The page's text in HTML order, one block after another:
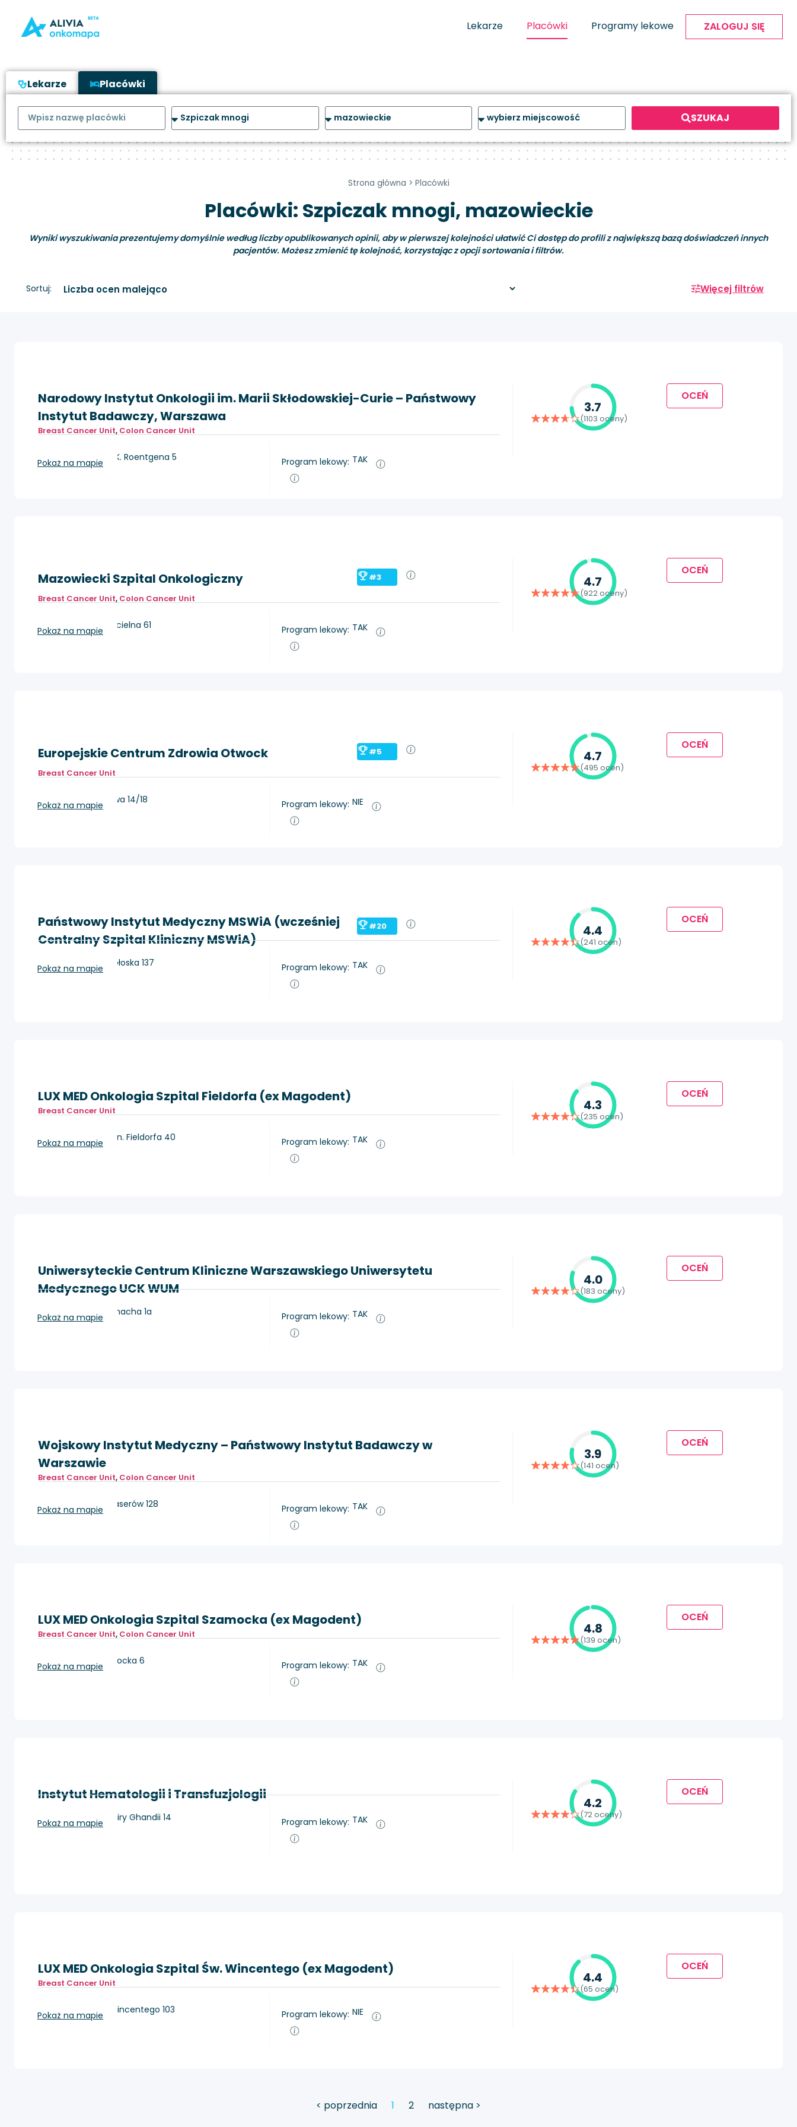
Lekarze Placówki Programy lekowe ZALOGUJ SIĘ
Lekarze Placówki
SZUKAJ
Strona główna > Placówki
Placówki: Szpiczak mnogi, mazowieckie
Wyniki wyszukiwania prezentujemy domyślnie według liczby opublikowanych opinii, aby w pierwszej kolejności ułatwić Ci dostęp do profili z największą bazą doświadczeń innych
pacjentów. Możesz zmienić tę kolejność, korzystając z opcji sortowania i filtrów.
Sortuj: Więcej filtrów
Narodowy Instytut Onkologii im. Marii Skłodowskiej-Curie – Państwowy
Instytut Badawczy, Warszawa
Breast Cancer Unit, Colon Cancer Unit
Warszawa, ul. W.K. Roentgena 5
Pokaż na mapie Program lekowy: TAK
3.7
(1103 oceny)
OCEŃ
Mazowiecki Szpital Onkologiczny
#3
Breast Cancer Unit, Colon Cancer Unit
Wieliszew, ul. Kościelna 61
Pokaż na mapie Program lekowy: TAK
4.7
(922 oceny)
OCEŃ
Europejskie Centrum Zdrowia Otwock
#5
Breast Cancer Unit
Otwock, ul. Borowa 14/18
Pokaż na mapie Program lekowy: NIE
4.7
(495 ocen)
OCEŃ
Państwowy Instytut Medyczny MSWiA (wcześniej
Centralny Szpital Kliniczny MSWiA)
#20
Warszawa, ul. Wołoska 137
Pokaż na mapie Program lekowy: TAK
4.4
(241 ocen)
OCEŃ
LUX MED Onkologia Szpital Fieldorfa (ex Magodent)
Breast Cancer Unit
Warszawa, ul. Gen. Fieldorfa 40
Pokaż na mapie Program lekowy: TAK
4.3
(235 ocen)
OCEŃ
Uniwersyteckie Centrum Kliniczne Warszawskiego Uniwersytetu
Medycznego UCK WUM
Warszawa, ul. Banacha 1a
Pokaż na mapie Program lekowy: TAK
4.0
(183 oceny)
OCEŃ
Wojskowy Instytut Medyczny – Państwowy Instytut Badawczy w
Warszawie
Breast Cancer Unit, Colon Cancer Unit
Warszawa, ul. Szaserów 128
Pokaż na mapie Program lekowy: TAK
3.9
(141 ocen)
OCEŃ
LUX MED Onkologia Szpital Szamocka (ex Magodent)
Breast Cancer Unit, Colon Cancer Unit
Warszawa, Szamocka 6
Pokaż na mapie Program lekowy: TAK
4.8
(139 ocen)
OCEŃ
Instytut Hematologii i Transfuzjologii
Warszawa, ul. Indiry Ghandii 14
Pokaż na mapie Program lekowy: TAK
4.2
(72 oceny)
OCEŃ
LUX MED Onkologia Szpital Św. Wincentego (ex Magodent)
Breast Cancer Unit
Warszawa, Św. Wincentego 103
Pokaż na mapie Program lekowy: NIE
4.4
(65 ocen)
OCEŃ
< poprzednia 1 2 następna >